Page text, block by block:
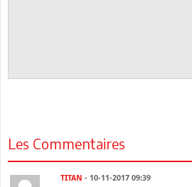
Les Commentaires
TITAN - 10-11-2017 09:39